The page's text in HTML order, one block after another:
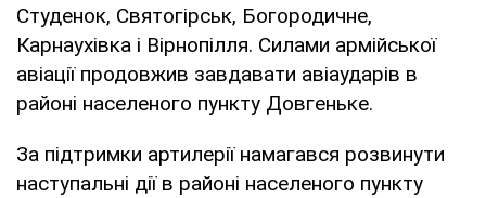
Студенок, Святогірськ, Богородичне,
Карнаухівка і Вірнопілля. Силами армійської
авіації продовжив завдавати авіаударів в
районі населеного пункту Довгеньке.
За підтримки артилерії намагався розвинути
наступальні дії в районі населеного пункту